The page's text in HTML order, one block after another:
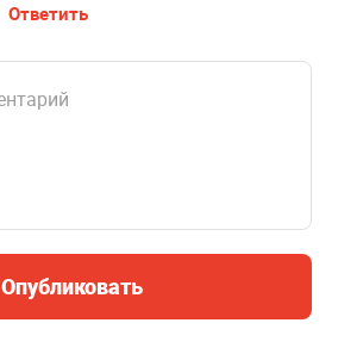
Ответить
Опубликовать